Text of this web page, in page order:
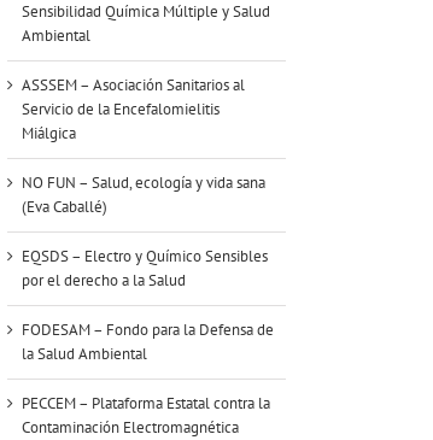
Sensibilidad Química Múltiple y Salud
Ambiental
ASSSEM – Asociación Sanitarios al
Servicio de la Encefalomielitis
Miálgica
NO FUN – Salud, ecología y vida sana
(Eva Caballé)
EQSDS – Electro y Químico Sensibles
por el derecho a la Salud
FODESAM – Fondo para la Defensa de
la Salud Ambiental
PECCEM – Plataforma Estatal contra la
Contaminación Electromagnética